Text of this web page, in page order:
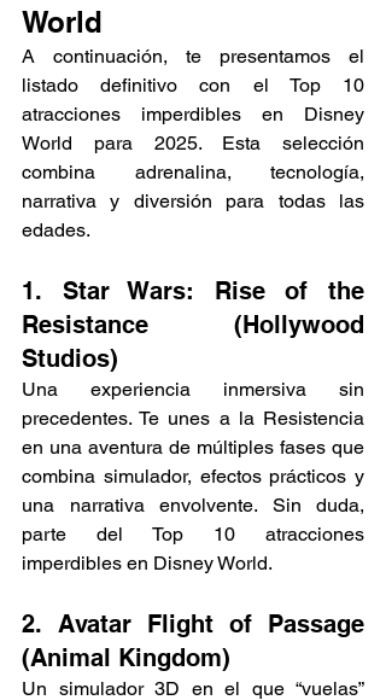
World
A continuación, te presentamos el
listado definitivo con el Top 10
atracciones imperdibles en Disney
World para 2025. Esta selección
combina adrenalina, tecnología,
narrativa y diversión para todas las
edades.
1. Star Wars: Rise of the
Resistance (Hollywood
Studios)
Una experiencia inmersiva sin
precedentes. Te unes a la Resistencia
en una aventura de múltiples fases que
combina simulador, efectos prácticos y
una narrativa envolvente. Sin duda,
parte del Top 10 atracciones
imperdibles en Disney World.
2. Avatar Flight of Passage
(Animal Kingdom)
Un simulador 3D en el que “vuelas”